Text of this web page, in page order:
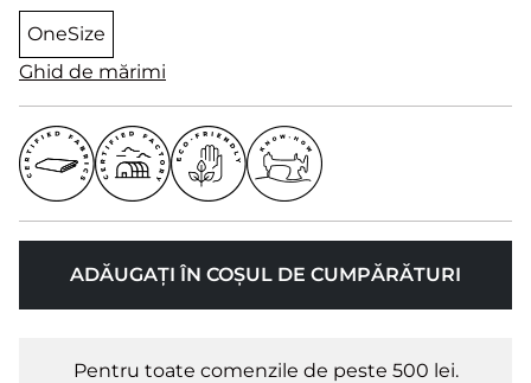
OneSize
Ghid de mărimi
ADĂUGAȚI ÎN COȘUL DE CUMPĂRĂTURI
Pentru toate comenzile de peste 500 lei.